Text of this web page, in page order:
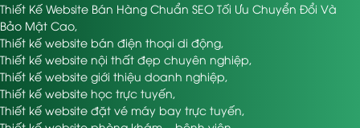
Thiết Kế Website Bán Hàng Chuẩn SEO Tối Ưu Chuyển Đổi Và
Bảo Mật Cao,
Thiết kế website bán điện thoại di động,
Thiết kế website nội thất đẹp chuyên nghiệp,
Thiết kế website giới thiệu doanh nghiệp,
Thiết kế website học trực tuyến,
Thiết kế website đặt vé máy bay trực tuyến,